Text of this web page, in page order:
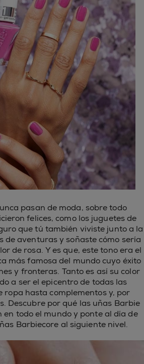
pasan de moda, sobre todo
felices, como los juguetes de
que tú también viviste junto a la
de aventuras y soñaste cómo sería
de rosa. Y es que, este tono era el
más famosa del mundo cuyo éxito
y fronteras. Tanto es así su color
a ser el epicentro de todas las
ropa hasta complementos y, por
Descubre por qué las uñas Barbie
en todo el mundo y ponte al día de
Barbiecore al siguiente nivel.